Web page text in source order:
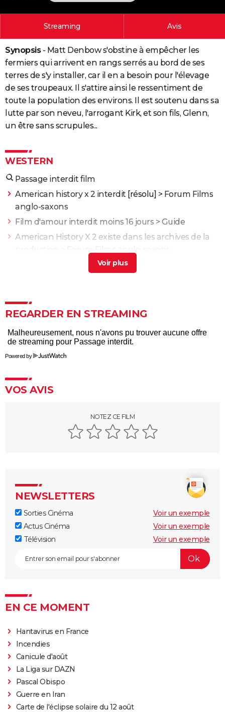
PHOTO
BONS PLANS
CARTE DE VOEUX
Carte de Noël
Carte Bonne année
Carte Saint-Valentin
Carte Pâques
Carte d'anniversaire
DICTIONNAIRE
Dictionnaire
Biographies
Citations
Expressions
Proverbes
PROGRAMME TV
S'inscrire
Se connecter
Lycées
Collèges
Primaires
Universités
Entreprises
Service militaire
Avis de recherche
AVIS DE DÉCÈS
FORUM
Bricolage
Lifestyle
Culture
Sport
Auto
Television
Voyage
Cinema
Streaming Avis
Synopsis- Matt Denbow s'obstine à empêcher les
fermiers qui arrivent en rangs serrés au bord de ses
terres de s'y installer, car il en a besoin pour l'élevage
de ses troupeaux. Il s'attire ainsi le ressentiment de
toute la population des environs. Il est soutenu dans sa
lutte par son neveu, l'arrogant Kirk, et son fils, Glenn,
un être sans scrupules...
WESTERN
Passage interdit film
American history x 2 interdit [résolu] > Forum Films
anglo-saxons
Film d'amour interdit moins 16 jours > Guide
American History X 2 existe dans les archives de la
Avatar 3 interdit au moins de
culte sorti il y a 53 ans
Killers of the Flower Moon : date de sortie, trailer,
séances, streaming, critiques et avis...
Et pour quelques dollars de plus
Impitoyable : Gene Hackman a terrifié Morgan
Il était une fois dans l'Ouest
Les Sept Mercenaires
REGARDER EN STREAMING
Powered by
VOS AVIS
NOTEZ CE FILM
NEWSLETTERS
Sorties Cinéma
Voir un exemple
Actus Cinéma
Voir un exemple
Télévision
Voir un exemple
EN CE MOMENT
Hantavirus en France
Incendies
Canicule d'août
La Liga sur DAZN
Pascal Obispo
Guerre en Iran
Carte de l'éclipse solaire du 12 août